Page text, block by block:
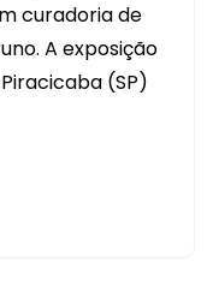
curadoria de
A exposição
(SP)